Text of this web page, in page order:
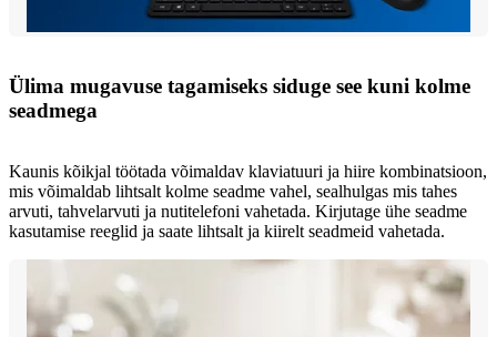
Ülima mugavuse tagamiseks siduge see kuni kolme
seadmega
Kaunis kõikjal töötada võimaldav klaviatuuri ja hiire kombinatsioon,
mis võimaldab lihtsalt kolme seadme vahel, sealhulgas mis tahes
arvuti, tahvelarvuti ja nutitelefoni vahetada. Kirjutage ühe seadme
kasutamise reeglid ja saate lihtsalt ja kiirelt seadmeid vahetada.